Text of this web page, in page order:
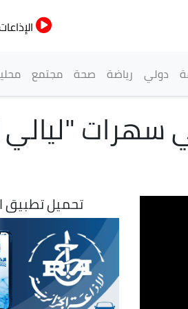
دولي رياضة صحة مجتمع
سهرات
تحميل تطبيق